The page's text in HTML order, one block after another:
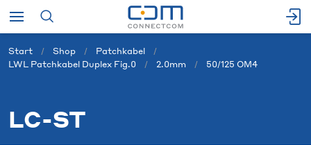
Start Shop
Patchkabel
LWL Patchkabel Duplex Fig.0
2.0mm 50/125 OM4
LC-ST